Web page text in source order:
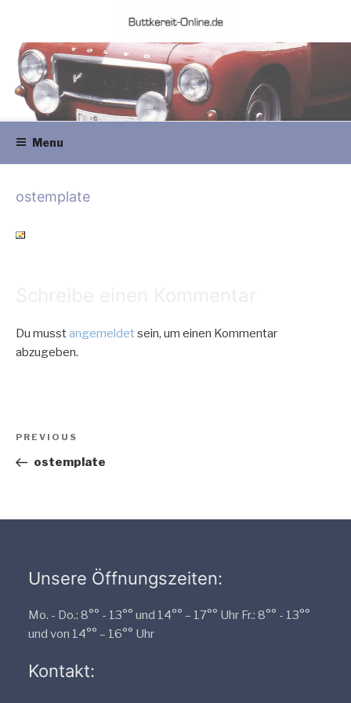
content
Buttkereit Autotechnik GmbH –
Young- & Oldtimer Reparatur
Professionelle Young- & Oldtimer Werkstatt inkl. Onlineshop
Menu
ostemplate
Du musstangemeldetsein, um einen Kommentar
abzugeben.
Beitragsnavigation
Previous
Post
PREVIOUS
ostemplate
Unsere Öffnungszeiten:
Mo. - Do.: 8°° - 13°° und 14°° – 17°° Uhr Fr.: 8°° - 13°°
und von 14°° – 16°° Uhr
Kontakt: